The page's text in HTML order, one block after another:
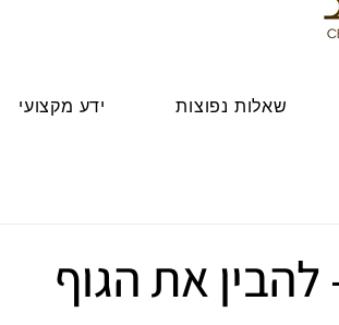
שאלות נפוצות ידע מקצועי
את הגוף